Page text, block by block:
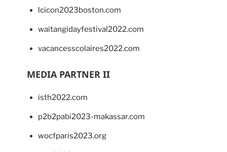
lcicon2023boston.com
waitangidayfestival2022.com
vacancesscolaires2022.com
MEDIA PARTNER II
isth2022.com
p2b2pabi2023-makassar.com
wocfparis2023.org